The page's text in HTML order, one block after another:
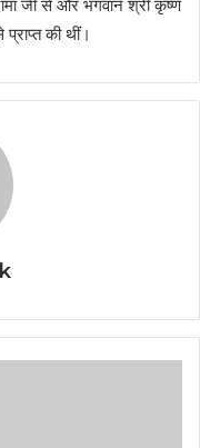
जी से और भगवान श्री कृष्ण
की थीं।